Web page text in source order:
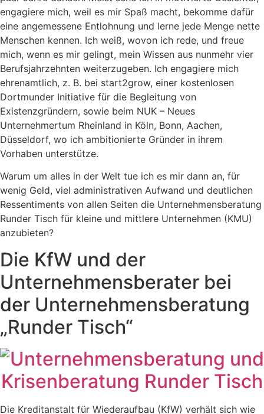
engagiere mich, weil es mir Spaß macht, bekomme dafür
eine angemessene Entlohnung und lerne jede Menge nette
Menschen kennen. Ich weiß, wovon ich rede, und freue
mich, wenn es mir gelingt, mein Wissen aus nunmehr vier
Berufsjahrzehnten weiterzugeben. Ich engagiere mich
ehrenamtlich, z. B. bei start2grow, einer kostenlosen
Dortmunder Initiative für die Begleitung von
Existenzgründern, sowie beim NUK – Neues
Unternehmertum Rheinland in Köln, Bonn, Aachen,
Düsseldorf, wo ich ambitionierte Gründer in ihrem
Vorhaben unterstütze.
Warum um alles in der Welt tue ich es mir dann an, für
wenig Geld, viel administrativen Aufwand und deutlichen
Ressentiments von allen Seiten die Unternehmensberatung
Runder Tisch für kleine und mittlere Unternehmen (KMU)
anzubieten?
Die KfW und der
Unternehmensberater bei
der Unternehmensberatung
„Runder Tisch“
Die Kreditanstalt für Wiederaufbau (KfW) verhält sich wie